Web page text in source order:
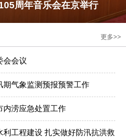
周年音乐会在京举行
更多>>
会会议
期气象监测预报预警工作
内涝应急处置工作
利工程建设 扎实做好防汛抗洪救